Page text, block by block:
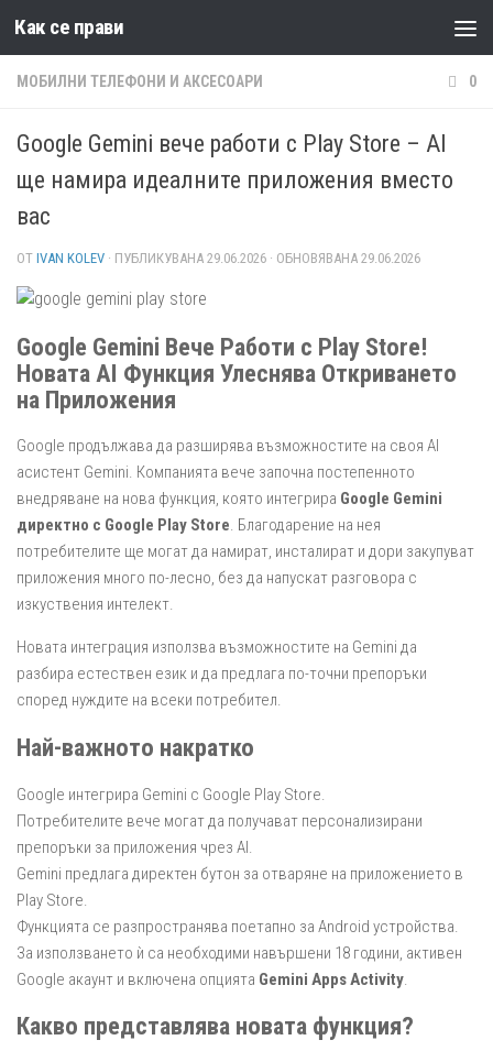
Към съдържанието
Как се прави
МОБИЛНИ ТЕЛЕФОНИ И АКСЕСОАРИ 0
Google Gemini вече работи с Play Store – AI
ще намира идеалните приложения вместо
вас
ОТ IVAN KOLEV · ПУБЛИКУВАНА 29.06.2026 · ОБНОВЯВАНА 29.06.2026
Google Gemini Вече Работи с Play Store!
Новата AI Функция Улеснява Откриването
на Приложения
Google продължава да разширява възможностите на своя AI
асистент Gemini. Компанията вече започна постепенното
внедряване на нова функция, която интегрира Google Gemini
директно с Google Play Store. Благодарение на нея
потребителите ще могат да намират, инсталират и дори закупуват
приложения много по-лесно, без да напускат разговора с
изкуствения интелект.
Новата интеграция използва възможностите на Gemini да
разбира естествен език и да предлага по-точни препоръки
според нуждите на всеки потребител.
Най-важното накратко
Google интегрира Gemini с Google Play Store.
Потребителите вече могат да получават персонализирани
препоръки за приложения чрез AI.
Gemini предлага директен бутон за отваряне на приложението в
Play Store.
Функцията се разпространява поетапно за Android устройства.
За използването ѝ са необходими навършени 18 години, активен
Google акаунт и включена опцията Gemini Apps Activity.
Какво представлява новата функция?